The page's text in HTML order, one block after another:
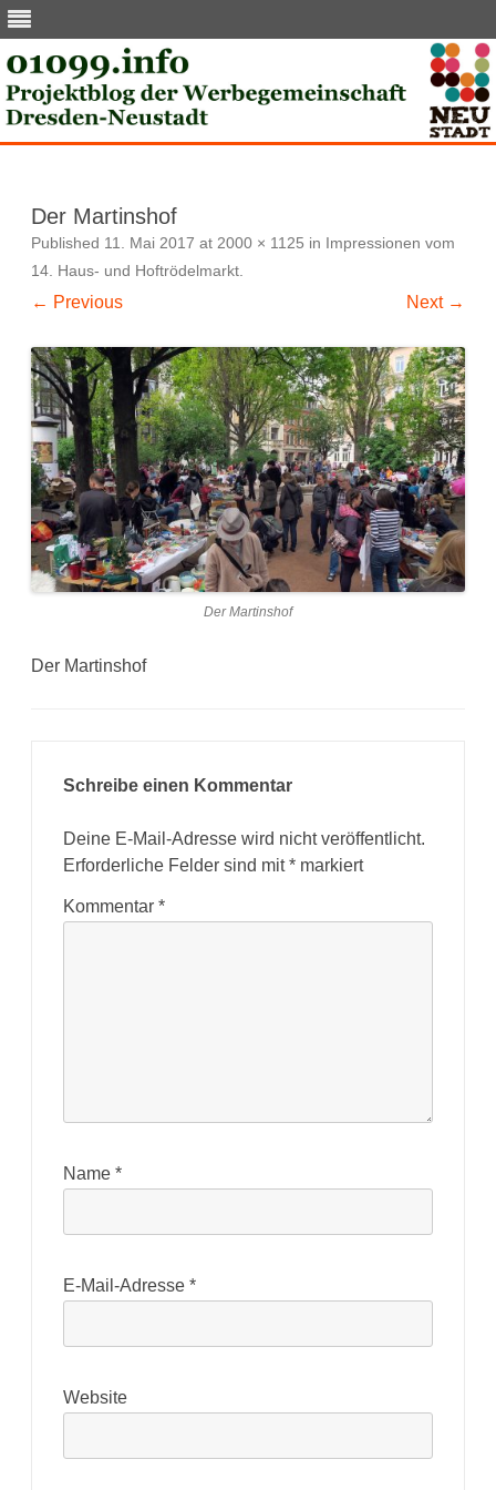
Der Martinshof
Published 11. Mai 2017 at 2000 × 1125 in Impressionen vom
14. Haus- und Hoftrödelmarkt.
← Previous Next →
Der Martinshof
Der Martinshof
Schreibe einen Kommentar
Deine E-Mail-Adresse wird nicht veröffentlicht.
Erforderliche Felder sind mit* markiert
Kommentar *
Name *
E-Mail-Adresse *
Website